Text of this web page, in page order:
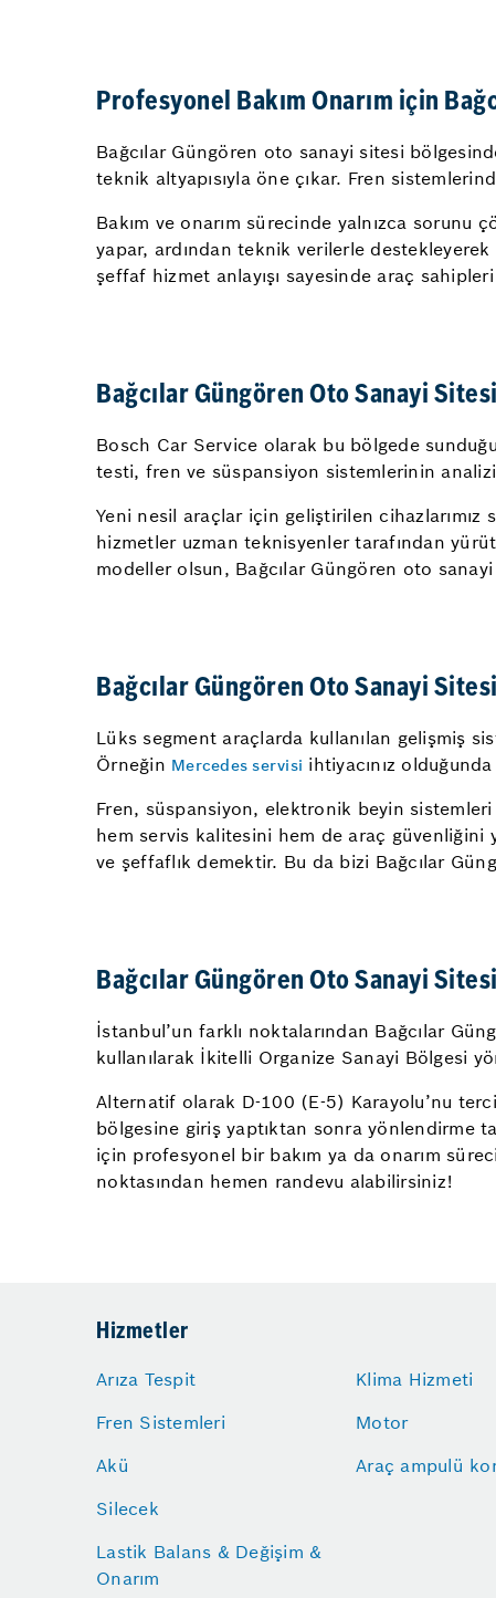
Profesyonel Bakım Onarım için
Bağcılar Güngören oto sanayi sitesi
teknik altyapısıyla öne çıkar. Fren
Bakım ve onarım sürecinde yalnızca
yapar, ardından teknik verilerle
şeffaf hizmet anlayışı sayesinde araç
Bağcılar Güngören Oto Sanayi
Bosch Car Service olarak bu bölgede
testi, fren ve süspansiyon sistemlerinin
Yeni nesil araçlar için geliştirilen cihazlarımız
hizmetler uzman teknisyenler tarafından
modeller olsun, Bağcılar Güngören oto
Bağcılar Güngören Oto Sanayi
Lüks segment araçlarda kullanılan gelişmiş
Örneğin Mercedes servisi ihtiyacınız
Fren, süspansiyon, elektronik beyin
hem servis kalitesini hem de araç güvenliğini
ve şeffaflık demektir. Bu da bizi Bağcılar
Bağcılar Güngören Oto Sanayi
İstanbul’un farklı noktalarından Bağcılar
kullanılarak İkitelli Organize Sanayi Bölgesi
Alternatif olarak D-100 (E-5) Karayolu’nu
bölgesine giriş yaptıktan sonra yönlendirme
için profesyonel bir bakım ya da onarım
noktasından hemen randevu alabilirsiniz!
Hizmetler
Arıza Tespit
Fren Sistemleri
Akü
Silecek
Lastik Balans & Değişim &
Onarım
Klima Hizmeti
Motor
Araç ampulü